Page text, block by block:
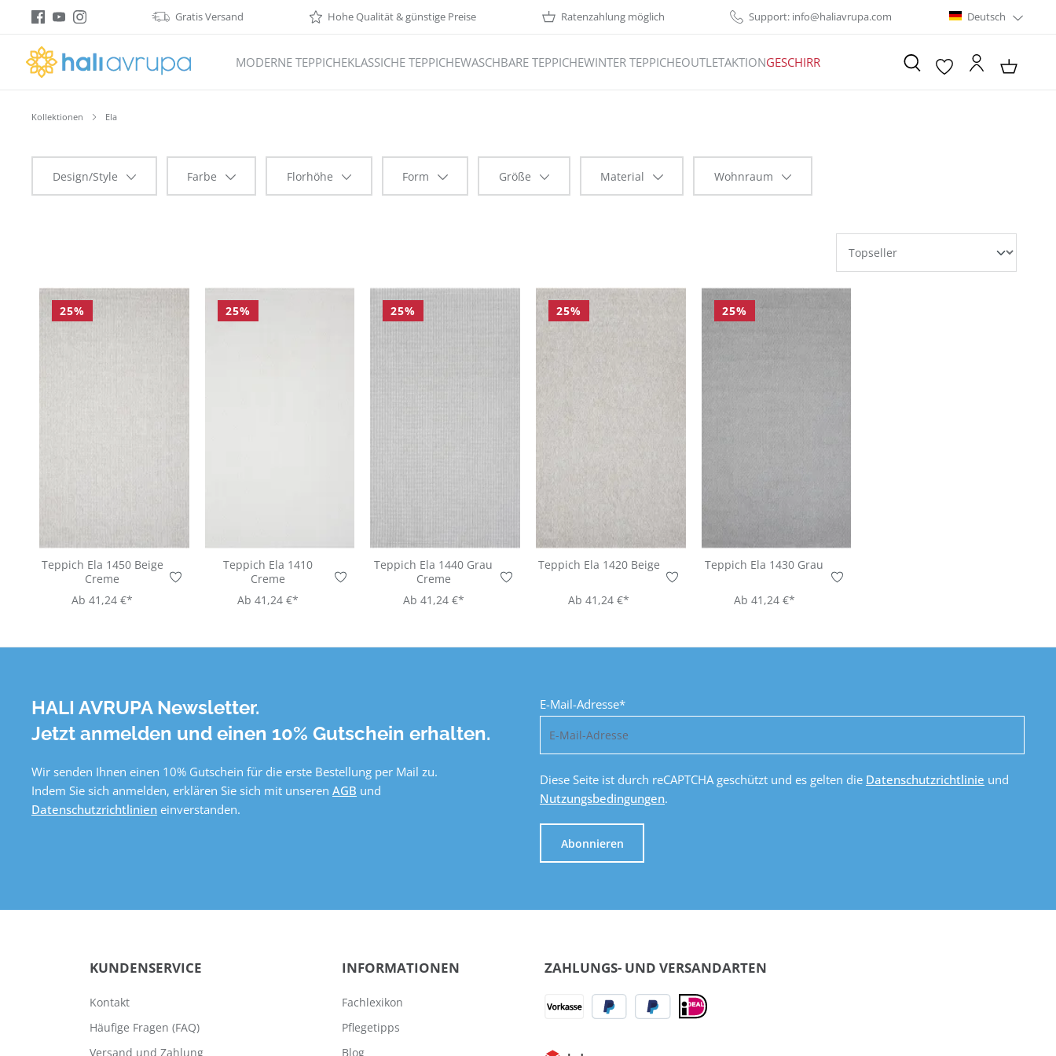
Zur Hauptnavigation springen
Gratis Versand Hohe Qualität & günstige Preise Ratenzahlung möglich Support: info@haliavrupa.com Deutsch
MODERNE TEPPICHEKLASSICHE TEPPICHEWASCHBARE TEPPICHEWINTER TEPPICHEOUTLETAKTIONGESCHIRR
Kollektionen Ela
Design/Style Farbe Florhöhe Form Größe Material Wohnraum
25%
Teppich Ela 1450 Beige
Creme
Ab41,24 €*
25%
Teppich Ela 1410
Creme
Ab 41,24 €*
25%
Teppich Ela 1440 Grau
Creme
Ab 41,24 €*
25%
Teppich Ela 1420 Beige
Ab41,24 €*
25%
Teppich Ela 1430 Grau
Ab 41,24 €*
HALI AVRUPA Newsletter.
Jetzt anmelden und einen 10% Gutschein erhalten.
Wir senden Ihnen einen 10% Gutschein für die erste Bestellung per Mail zu.
Indem Sie sich anmelden, erklären Sie sich mit unseren AGB und
Datenschutzrichtlinien einverstanden.
E-Mail-Adresse*
Diese Seite ist durch reCAPTCHA geschützt und es gelten die Datenschutzrichtlinie und
Nutzungsbedingungen.
Abonnieren
KUNDENSERVICE
Kontakt
Häufige Fragen (FAQ)
Versand und Zahlung
INFORMATIONEN
Fachlexikon
Pflegetipps
Blog
ZAHLUNGS- UND VERSANDARTEN